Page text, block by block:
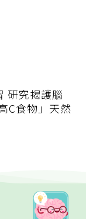
研究揭護腦
C食物」天然